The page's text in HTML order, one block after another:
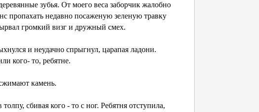
зубья. От моего веса заборчик жалобно
пропахать недавно посаженую зеленую травку
громкий визг и дружный смех.
и неудачно спрыгнул, царапая ладони.
кого- то, ребятне.
камень.
сбивая кого - то с ног. Ребятня отступила,